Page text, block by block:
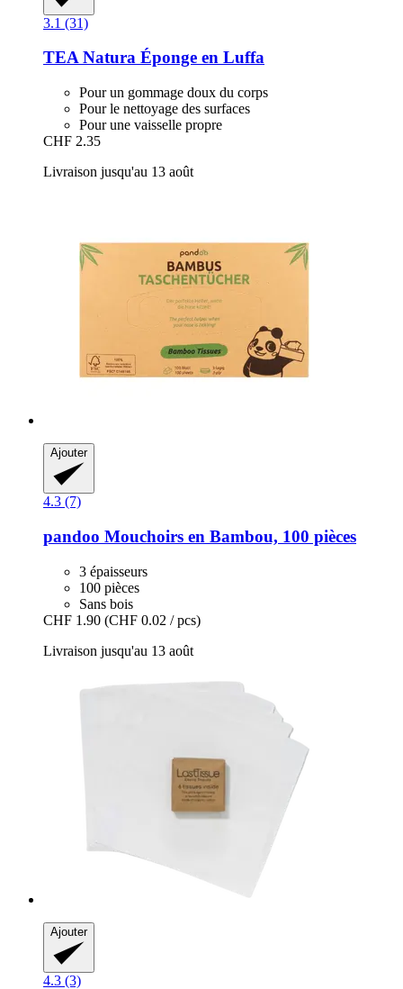
3.1 (31)
TEA Natura Éponge en Luffa
Pour un gommage doux du corps
Pour le nettoyage des surfaces
Pour une vaisselle propre
CHF 2.35
Livraison jusqu'au 13 août
Ajouter
4.3 (7)
pandoo Mouchoirs en Bambou, 100 pièces
3 épaisseurs
100 pièces
Sans bois
CHF 1.90 (CHF 0.02 / pcs)
Livraison jusqu'au 13 août
Ajouter
4.3 (3)